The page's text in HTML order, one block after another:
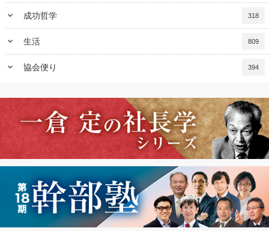
keyboard_arrow_down 成功哲学 318
keyboard_arrow_down 生活 809
keyboard_arrow_down 協会便り 394